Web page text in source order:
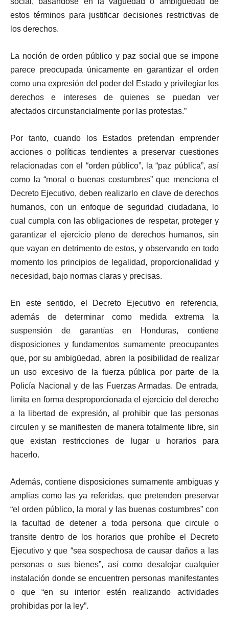
estos términos para justificar decisiones restrictivas de
los derechos.
La noción de orden público y paz social que se impone
parece preocupada únicamente en garantizar el orden
como una expresión del poder del Estado y privilegiar los
derechos e intereses de quienes se puedan ver
afectados circunstancialmente por las protestas.”
Por tanto, cuando los Estados pretendan emprender
acciones o políticas tendientes a preservar cuestiones
relacionadas con el “orden público”, la “paz pública”, así
como la “moral o buenas costumbres” que menciona el
Decreto Ejecutivo, deben realizarlo en clave de derechos
humanos, con un enfoque de seguridad ciudadana, lo
cual cumpla con las obligaciones de respetar, proteger y
garantizar el ejercicio pleno de derechos humanos, sin
que vayan en detrimento de estos, y observando en todo
momento los principios de legalidad, proporcionalidad y
necesidad, bajo normas claras y precisas.
En este sentido, el Decreto Ejecutivo en referencia,
además de determinar como medida extrema la
suspensión de garantías en Honduras, contiene
disposiciones y fundamentos sumamente preocupantes
que, por su ambigüedad, abren la posibilidad de realizar
un uso excesivo de la fuerza pública por parte de la
Policía Nacional y de las Fuerzas Armadas. De entrada,
limita en forma desproporcionada el ejercicio del derecho
a la libertad de expresión, al prohibir que las personas
circulen y se manifiesten de manera totalmente libre, sin
que existan restricciones de lugar u horarios para
hacerlo.
Además, contiene disposiciones sumamente ambiguas y
amplias como las ya referidas, que pretenden preservar
“el orden público, la moral y las buenas costumbres” con
la facultad de detener a toda persona que circule o
transite dentro de los horarios que prohíbe el Decreto
Ejecutivo y que “sea sospechosa de causar daños a las
personas o sus bienes”, así como desalojar cualquier
instalación donde se encuentren personas manifestantes
o que “en su interior estén realizando actividades
prohibidas por la ley”.